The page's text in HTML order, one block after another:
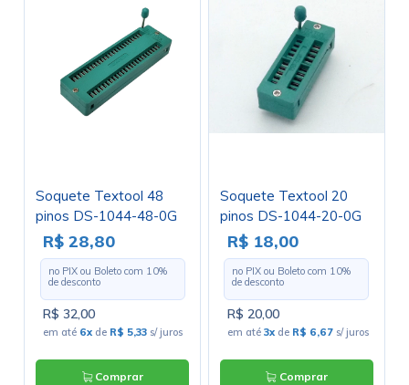
Soquete Textool 48
pinos DS-1044-48-0G
R$ 28,80
no PIX ou Boleto com 10%
de desconto
R$ 32,00
em até 6x de R$ 5,33 s/ juros
Comprar
Soquete Textool 20
pinos DS-1044-20-0G
R$ 18,00
no PIX ou Boleto com 10%
de desconto
R$ 20,00
em até 3x de R$ 6,67 s/ juros
Comprar